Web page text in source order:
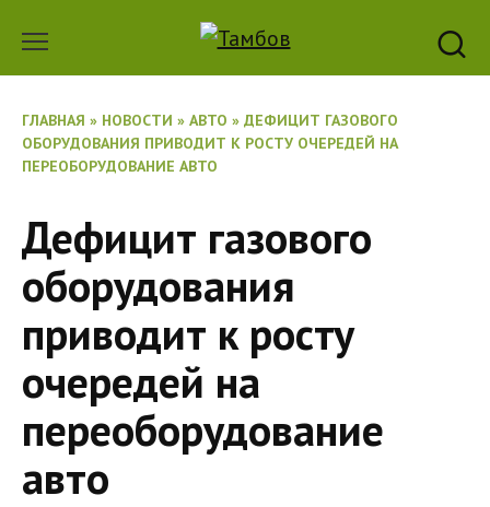
содержанию
ГЛАВНАЯ » НОВОСТИ » АВТО » ДЕФИЦИТ ГАЗОВОГО
ОБОРУДОВАНИЯ ПРИВОДИТ К РОСТУ ОЧЕРЕДЕЙ НА
ПЕРЕОБОРУДОВАНИЕ АВТО
Дефицит газового
оборудования
приводит к росту
очередей на
переоборудование
авто